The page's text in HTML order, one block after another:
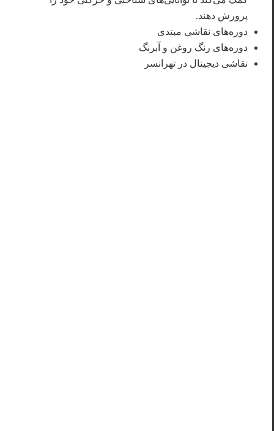
پرورش دهند.
دوره‌های نقاشی مبتدی
دوره‌های رنگ روغن و آبرنگ
نقاشی دیجیتال در تهرانسر